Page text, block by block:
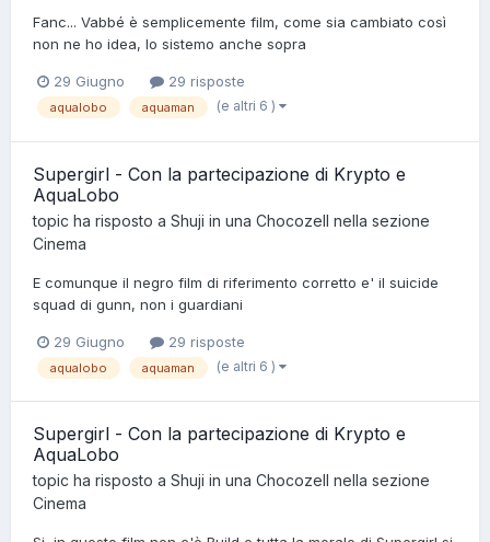
Fanc... Vabbé è semplicemente film, come sia cambiato così
non ne ho idea, lo sistemo anche sopra
29 Giugno 29 risposte
aqualobo aquaman (e altri 6 )
Supergirl - Con la partecipazione di Krypto e
AquaLobo
topic ha risposto a Shuji in una Chocozell nella sezione
Cinema
E comunque il negro film di riferimento corretto e' il suicide
squad di gunn, non i guardiani
29 Giugno 29 risposte
aqualobo aquaman (e altri 6 )
Supergirl - Con la partecipazione di Krypto e
AquaLobo
topic ha risposto a Shuji in una Chocozell nella sezione
Cinema